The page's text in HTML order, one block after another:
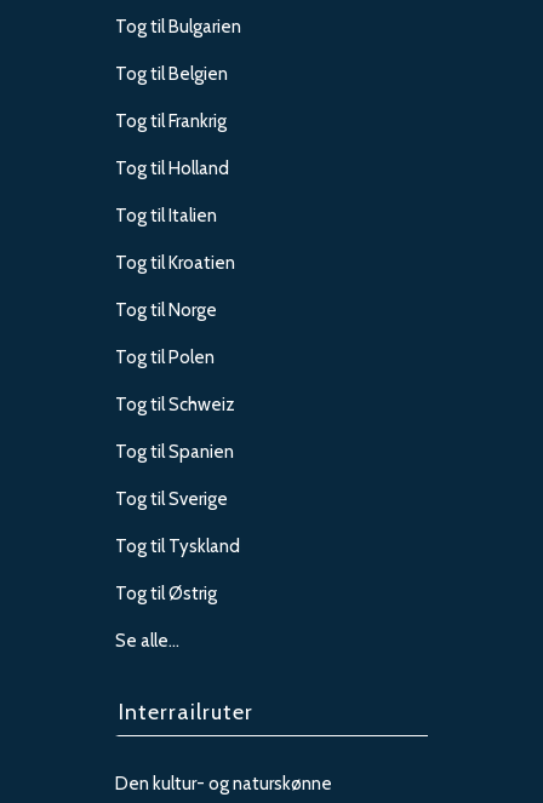
Tog til Bulgarien
Tog til Belgien
Tog til Frankrig
Tog til Holland
Tog til Italien
Tog til Kroatien
Tog til Norge
Tog til Polen
Tog til Schweiz
Tog til Spanien
Tog til Sverige
Tog til Tyskland
Tog til Østrig
Se alle…
Interrailruter
Den kultur- og naturskønne